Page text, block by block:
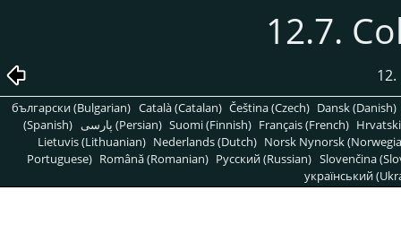
12.7.
български (Bulgarian) Català (Catalan) Čeština (Czech) Dansk (Danish)
(Spanish)
پارسی (Persian) Suomi (Finnish) Français (French)
Lietuvis (Lithuanian) Nederlands (Dutch) Norsk Nynorsk
Portuguese) Română (Romanian) Pусский (Russian) Slovenčina
український